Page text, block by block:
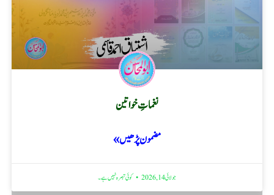
نغماتِ خواتین
مضمون پڑھیں »
جولائی 14, 2026 کوئی تبصرہ نہیں ہے۔